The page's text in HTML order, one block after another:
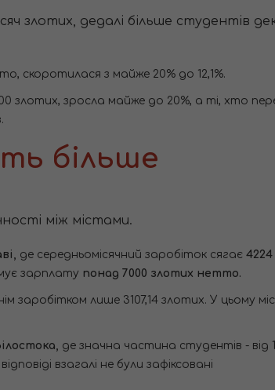
злотих, дедалі більше студентів
скоротилася з майже 20% до 12,1%.
зросла майже до 20%, а ті, хто
більше
між містами.
де середньомісячний заробіток сягає
зарплату понад 7000 злотих нетто.
заробітком лише 3107,14 злотих. У цьому
де значна частина студентів - від
взагалі не були зафіксовані